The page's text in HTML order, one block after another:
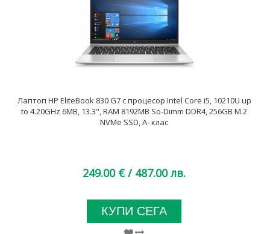
Лаптоп HP EliteBook 830 G7 с процесор Intel Core i5, 10210U up
to 4.20GHz 6MB, 13.3", RAM 8192MB So-Dimm DDR4, 256GB M.2
NVMe SSD, A- клас
249.00 € / 487.00 лв.
КУПИ СЕГА